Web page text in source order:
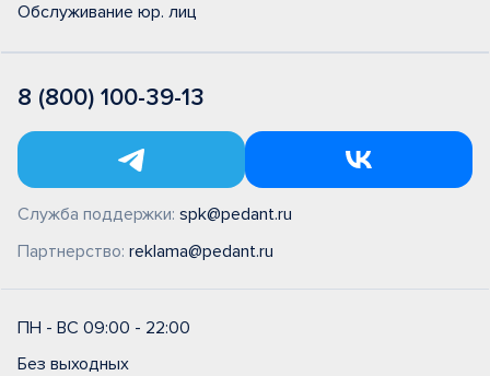
Обслуживание юр. лиц
8 (800) 100-39-13
Служба поддержки: spk@pedant.ru
Партнерство: reklama@pedant.ru
ПН - ВС 09:00 - 22:00
Без выходных